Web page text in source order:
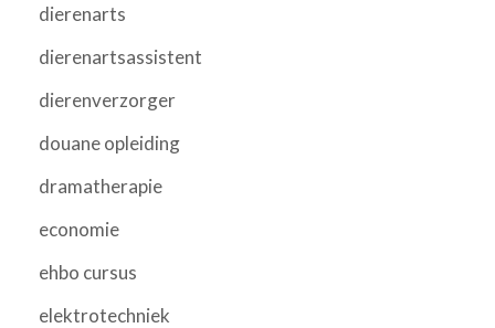
dierenarts
dierenartsassistent
dierenverzorger
douane opleiding
dramatherapie
economie
ehbo cursus
elektrotechniek